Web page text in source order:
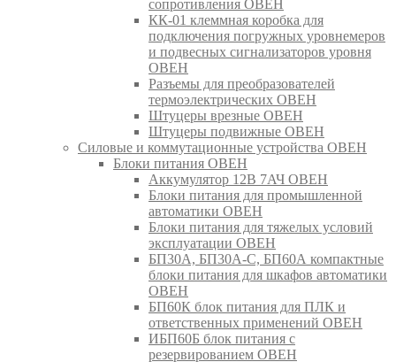
сопротивления ОВЕН
КК-01 клеммная коробка для
подключения погружных уровнемеров
и подвесных сигнализаторов уровня
ОВЕН
Разъемы для преобразователей
термоэлектрических ОВЕН
Штуцеры врезные ОВЕН
Штуцеры подвижные ОВЕН
Силовые и коммутационные устройства ОВЕН
Блоки питания ОВЕН
Аккумулятор 12В 7АЧ ОВЕН
Блоки питания для промышленной
автоматики ОВЕН
Блоки питания для тяжелых условий
эксплуатации ОВЕН
БП30А, БП30А-С, БП60А компактные
блоки питания для шкафов автоматики
ОВЕН
БП60К блок питания для ПЛК и
ответственных применений ОВЕН
ИБП60Б блок питания с
резервированием ОВЕН